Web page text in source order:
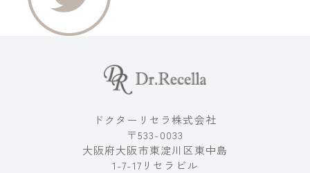
ドクターリセラ株式会社
〒533-0033
大阪府大阪市東淀川区東中島
1-7-17リセラビル